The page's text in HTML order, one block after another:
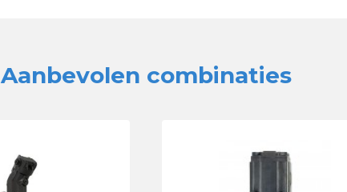
Aanbevolen combinaties